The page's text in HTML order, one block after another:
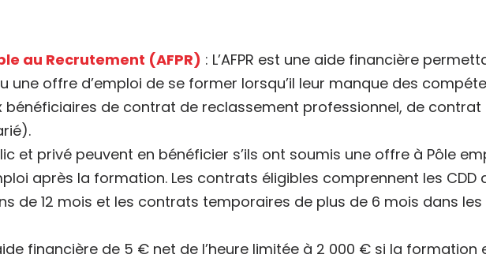
au Recrutement (AFPR) : L’AFPR est une aide financière
une offre d’emploi de se former lorsqu’il leur manque des
bénéficiaires de contrat de reclassement professionnel, de
et privé peuvent en bénéficier s’ils ont soumis une offre à Pôle
après la formation. Les contrats éligibles comprennent les CDD
de 12 mois et les contrats temporaires de plus de 6 mois dans
financière de 5 € net de l’heure limitée à 2 000 € si la